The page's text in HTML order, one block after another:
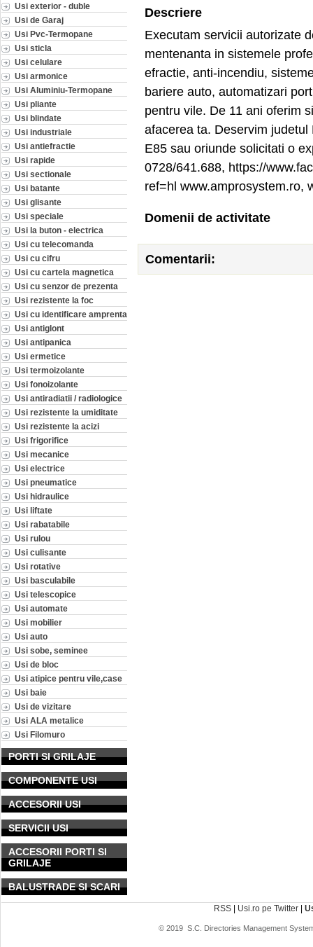
Usi exterior - duble
Usi de Garaj
Usi Pvc-Termopane
Usi sticla
Usi celulare
Usi armonice
Usi Aluminiu-Termopane
Usi pliante
Usi blindate
Usi industriale
Usi antiefractie
Usi rapide
Usi sectionale
Usi batante
Usi glisante
Usi speciale
Usi la buton - electrica
Usi cu telecomanda
Usi cu cifru
Usi cu cartela magnetica
Usi cu senzor de prezenta
Usi rezistente la foc
Usi cu identificare amprenta
Usi antiglont
Usi antipanica
Usi ermetice
Usi termoizolante
Usi fonoizolante
Usi antiradiatii / radiologice
Usi rezistente la umiditate
Usi rezistente la acizi
Usi frigorifice
Usi mecanice
Usi electrice
Usi pneumatice
Usi hidraulice
Usi liftate
Usi rabatabile
Usi rulou
Usi culisante
Usi rotative
Usi basculabile
Usi telescopice
Usi automate
Usi mobilier
Usi auto
Usi sobe, seminee
Usi de bloc
Usi atipice pentru vile,case
Usi baie
Usi de vizitare
Usi ALA metalice
Usi Filomuro
PORTI SI GRILAJE
COMPONENTE USI
ACCESORII USI
SERVICII USI
ACCESORII PORTI SI
GRILAJE
BALUSTRADE SI SCARI
Descriere
Executam servicii autorizate
mentenanta in sistemele
efractie, anti-incendiu,
bariere auto, automatizari
pentru vile. De 11 ani oferim
afacerea ta. Deservim
E85 sau oriunde solicitati o
0728/641.688, https://
ref=hl www.amprosystem.ro,
Domenii de activitate
Comentarii:
RSS | Usi.ro pe Twitter |
© 2019 S.C. Directories Management